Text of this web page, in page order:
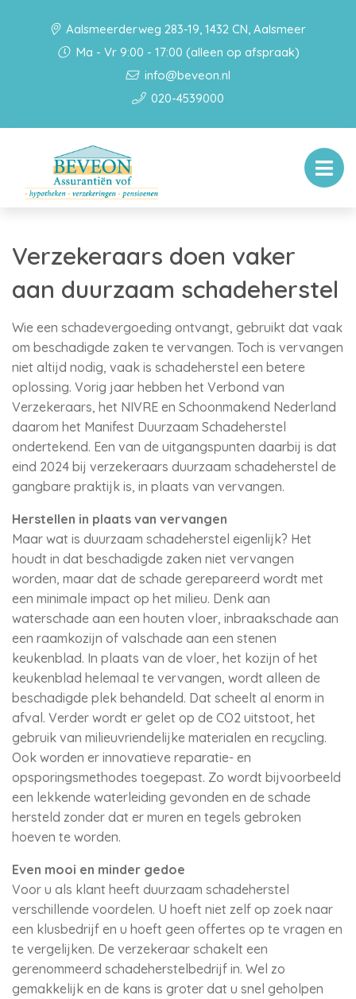
Aalsmeerderweg 283-19, 1432 CN, Aalsmeer
Ma - Vr 9:00 - 17:00 (alleen op afspraak)
info@beveon.nl
020-4539000
Verzekeraars doen vaker
aan duurzaam schadeherstel
Wie een schadevergoeding ontvangt, gebruikt dat vaak
om beschadigde zaken te vervangen. Toch is vervangen
niet altijd nodig, vaak is schadeherstel een betere
oplossing. Vorig jaar hebben het Verbond van
Verzekeraars, het NIVRE en Schoonmakend Nederland
daarom het Manifest Duurzaam Schadeherstel
ondertekend. Een van de uitgangspunten daarbij is dat
eind 2024 bij verzekeraars duurzaam schadeherstel de
gangbare praktijk is, in plaats van vervangen.
Herstellen in plaats van vervangen
Maar wat is duurzaam schadeherstel eigenlijk? Het
houdt in dat beschadigde zaken niet vervangen
worden, maar dat de schade gerepareerd wordt met
een minimale impact op het milieu. Denk aan
waterschade aan een houten vloer, inbraakschade aan
een raamkozijn of valschade aan een stenen
keukenblad. In plaats van de vloer, het kozijn of het
keukenblad helemaal te vervangen, wordt alleen de
beschadigde plek behandeld. Dat scheelt al enorm in
afval. Verder wordt er gelet op de CO2 uitstoot, het
gebruik van milieuvriendelijke materialen en recycling.
Ook worden er innovatieve reparatie- en
opsporingsmethodes toegepast. Zo wordt bijvoorbeeld
een lekkende waterleiding gevonden en de schade
hersteld zonder dat er muren en tegels gebroken
hoeven te worden.
Even mooi en minder gedoe
Voor u als klant heeft duurzaam schadeherstel
verschillende voordelen. U hoeft niet zelf op zoek naar
een klusbedrijf en u hoeft geen offertes op te vragen en
te vergelijken. De verzekeraar schakelt een
gerenommeerd schadeherstelbedrijf in. Wel zo
gemakkelijk en de kans is groter dat u snel geholpen